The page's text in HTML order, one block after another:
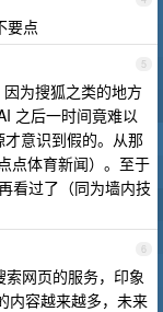
要点
5
为搜狐之类的地方
之后一时间竟难以
意识到假的。从那
点体育新闻）。至于
看过了（同为墙内技
6
网页的服务，印象
内容越来越多，未来